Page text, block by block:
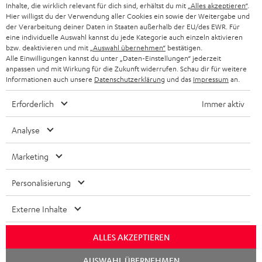
BLUETOOTH-KOPFHÖRER
STEREOANLAGEN
LAUTSPRECHER
ULTIMA-SERIE
IN-EAR-KOPFHÖRER
FANSHOP
NEUHEITEN
BLOG
NEWSLETTER
STORES
DEINE VORTEILE BEI TEUFEL
UNSER MANAGEMENT
NACHHALTIGKEIT
UNSERE WERTE
BILDUNGSRABATT
NIEDERLANDE
BELGIEN
FRANKREICH
POLEN
SPANIEN
ITALIEN
Technische Änderungen, Tippfehler und Irrtum vorbehalten. Das auf unseren
Fotos abgebildete Zubehör ist nicht im Lieferumfang enthalten. Etwaige
Entsorgungsgebühren für Batterien sind im Preis inbegriffen.
Datenschutz Daten-Einstellungen
Inhalte, die wirklich relevant für dich sind, erhältst du mit „Alles akzeptieren“.
Hier willigst du der Verwendung aller Cookies ein sowie der Weitergabe und
der Verarbeitung deiner Daten in Staaten außerhalb der EU/des EWR. Für
eine individuelle Auswahl kannst du jede Kategorie auch einzeln aktivieren
bzw. deaktivieren und mit „Auswahl übernehmen“ bestätigen.
Alle Einwilligungen kannst du unter „Daten-Einstellungen“ jederzeit
anpassen und mit Wirkung für die Zukunft widerrufen. Schau dir für weitere
Informationen auch unsere Datenschutzerklärung und das Impressum an.
Erforderlich Immer aktiv
Analyse
Marketing
Personalisierung
Externe Inhalte
ALLES AKZEPTIEREN